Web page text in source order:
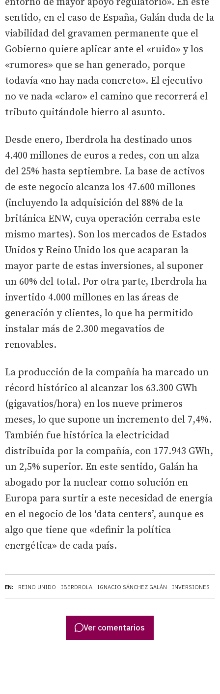
EN: REINO UNIDO IBERDROLA IGNACIO SÁNCHEZ GALÁN INVERSIONES
sentido, en el caso de España, Galán duda de la
viabilidad del gravamen permanente que el
Gobierno quiere aplicar ante el «ruido» y los
«rumores» que se han generado, porque
todavía «no hay nada concreto». El ejecutivo
no ve nada «claro» el camino que recorrerá el
tributo quitándole hierro al asunto.
Desde enero, Iberdrola ha destinado unos
4.400 millones de euros a redes, con un alza
del 25% hasta septiembre. La base de activos
de este negocio alcanza los 47.600 millones
(incluyendo la adquisición del 88% de la
británica ENW, cuya operación cerraba este
mismo martes). Son los mercados de Estados
Unidos y Reino Unido los que acaparan la
mayor parte de estas inversiones, al suponer
un 60% del total. Por otra parte, Iberdrola ha
invertido 4.000 millones en las áreas de
generación y clientes, lo que ha permitido
instalar más de 2.300 megavatios de
renovables.
La producción de la compañía ha marcado un
récord histórico al alcanzar los 63.300 GWh
(gigavatios/hora) en los nueve primeros
meses, lo que supone un incremento del 7,4%.
También fue histórica la electricidad
distribuida por la compañía, con 177.943 GWh,
un 2,5% superior. En este sentido, Galán ha
abogado por la nuclear como solución en
Europa para surtir a este necesidad de energía
en el negocio de los ‘data centers’, aunque es
algo que tiene que «definir la política
energética» de cada país.
Ver comentarios